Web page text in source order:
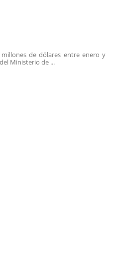
de dólares entre enero y
Ministerio de ...